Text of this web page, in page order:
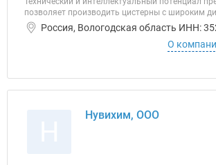
позволяет производить цистерны с широким
Россия, Вологодская область ИНН:
О
Нувихим, ООО